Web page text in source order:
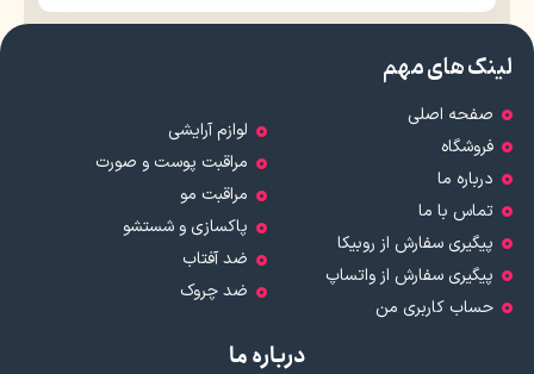
لینک های مهم
صفحه اصلی
فروشگاه
درباره ما
تماس با ما
پیگیری سفارش از روبیکا
پیگیری سفارش از واتساپ
حساب کاربری من
لوازم آرایشی
مراقبت پوست و صورت
مراقبت مو
پاکسازی و شستشو
ضد آفتاب
ضد چروک
درباره ما